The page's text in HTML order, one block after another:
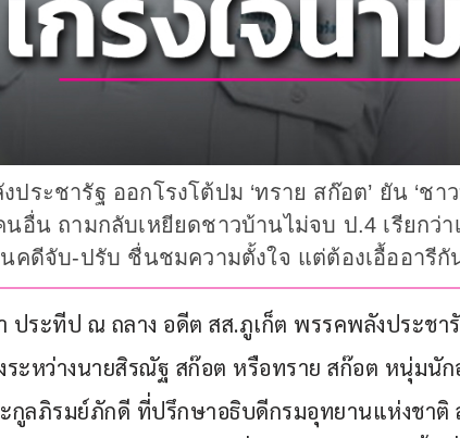
ประชารัฐ ออกโรงโต้ปม ‘ทราย สก๊อต’ ยัน ‘ช
อื่น ถามกลับเหยียดชาวบ้านไม่จบ ป.4 เรียกว่า
คดีจับ-ปรับ ชื่นชมความตั้งใจ แต่ต้องเอื้ออารี
ประทีป ณ ถลาง อดีต สส.ภูเก็ต พรรคพลังประชา
ะหว่างนายสิรณัฐ สก๊อต หรือทราย สก๊อต หนุ่มนั
กูลภิรมย์ภักดี ที่ปรึกษาอธิบดีกรมอุทยานแห่งชาติ